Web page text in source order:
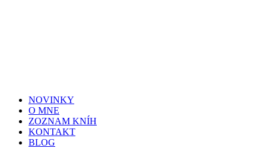
NOVINKY
O MNE
ZOZNAM KNÍH
KONTAKT
BLOG